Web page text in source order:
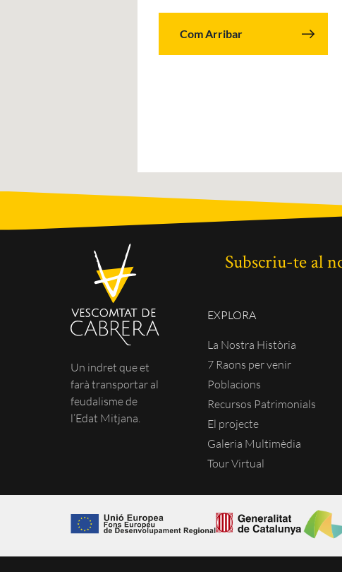
Com Arribar
Un indret que et
farà transportar al
feudalisme de
l’Edat Mitjana.
Subscriu-te al
EXPLORA
La Nostra Història
7 Raons per venir
Poblacions
Recursos Patrimonials
El projecte
Galeria Multimèdia
Tour Virtual